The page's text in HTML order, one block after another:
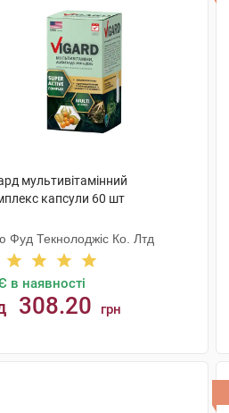
мультивітамінний
капсули 60 шт
Фуд Текнолоджіс Ко. Лтд
в наявності
308.20 грн